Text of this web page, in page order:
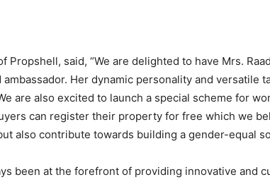
Propshell, said, “We are delighted to have Mrs.
ambassador. Her dynamic personality and versatile
are also excited to launch a special scheme for
can register their property for free which we
also contribute towards building a gender-equal
been at the forefront of providing innovative and